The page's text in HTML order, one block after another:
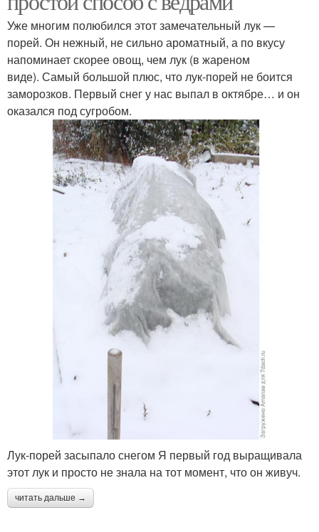
Уже многим полюбился этот замечательный лук —
порей. Он нежный, не сильно ароматный, а по вкусу
напоминает скорее овощ, чем лук (в жареном
виде). Самый большой плюс, что лук-порей не боится
заморозков. Первый снег у нас выпал в октябре… и он
оказался под сугробом.
Лук-порей засыпало снегом Я первый год выращивала
этот лук и просто не знала на тот момент, что он живуч.
читать дальше →